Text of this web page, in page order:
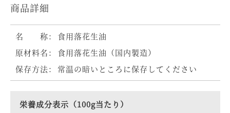
商品詳細
名 称：
食用落花生油
原材料名：
食用落花生油（国内製造）
保存方法：
常温の暗いところに保存してください
栄養成分表示（100g当たり）